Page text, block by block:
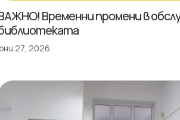
Временни промени в
27, 2026